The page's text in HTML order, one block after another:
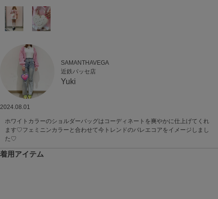
SAMANTHAVEGA
近鉄パッセ店
Yuki
2024.08.01
ホワイトカラーのショルダーバッグはコーディネートを爽やかに仕上げてくれ
ます♡フェミニンカラーと合わせて今トレンドのバレエコアをイメージしまし
た♡
着用アイテム